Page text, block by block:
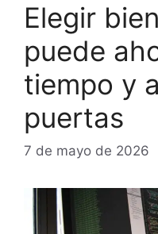
Elegir
puede
tiempo y
puertas
7 de mayo de 2026